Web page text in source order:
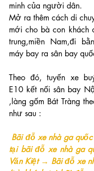
minh của người dân.
Mở ra thêm cách di
mới cho bà con khách
trung,miền Nam,đi
máy bay ra sân bay
Theo đó, tuyến xe
E10 kết nối sân bay
,làng gốm Bát Tràng
như sau :
Bãi đỗ xe nhà ga
tại bãi đỗ xe nhà ga
Văn Kiệt → Bãi đỗ xe